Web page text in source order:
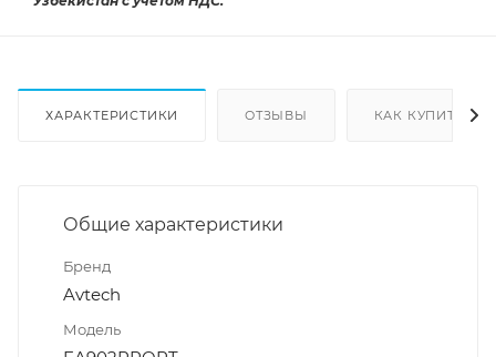
ХАРАКТЕРИСТИКИ ОТЗЫВЫ КАК КУПИТЬ
Общие характеристики
Бренд
Avtech
Модель